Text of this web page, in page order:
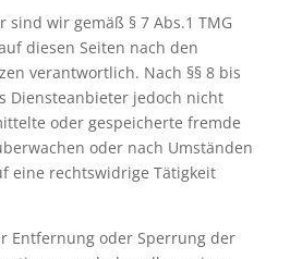
sind wir gemäß § 7 Abs.1 TMG
diesen Seiten nach den
verantwortlich. Nach §§ 8 bis
Diensteanbieter jedoch nicht
oder gespeicherte fremde
oder nach Umständen
eine rechtswidrige Tätigkeit
Entfernung oder Sperrung der